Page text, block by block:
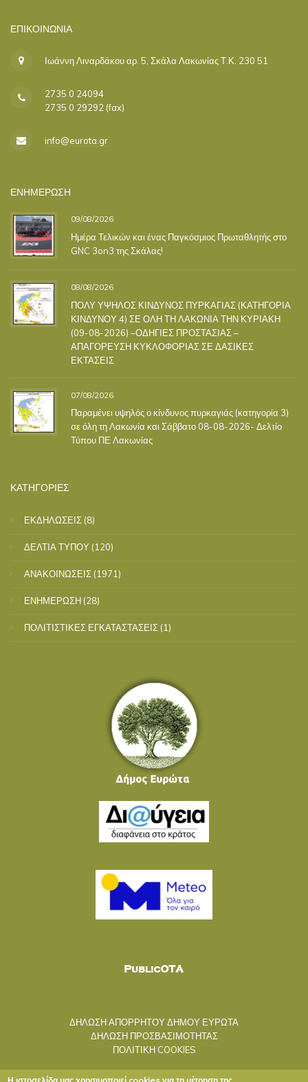
ΕΠΙΚΟΙΝΩΝΊΑ
Ιωάννη Λιναρδάκου αρ. 5, Σκάλα Λακωνίας Τ.Κ. 230 51
2735 0 24094
2735 0 29292 (fax)
info@eurota.gr
ΕΝΗΜΕΡΩΣΗ
09/08/2026
Ημέρα Τελικών και ένας Παγκόσμιος Πρωταθλητής στο
GNC 3on3 της Σκάλας!
08/08/2026
ΠΟΛΥ ΥΨΗΛΟΣ ΚΙΝΔΥΝΟΣ ΠΥΡΚΑΓΙΑΣ (ΚΑΤΗΓΟΡΙΑ
ΚΙΝΔΥΝΟΥ 4) ΣΕ ΟΛΗ ΤΗ ΛΑΚΩΝΙΑ ΤΗΝ ΚΥΡΙΑΚΗ
(09-08-2026) –ΟΔΗΓΙΕΣ ΠΡΟΣΤΑΣΙΑΣ –
ΑΠΑΓΟΡΕΥΣΗ ΚΥΚΛΟΦΟΡΙΑΣ ΣΕ ΔΑΣΙΚΕΣ
ΕΚΤΑΣΕΙΣ
07/08/2026
Παραμένει υψηλός ο κίνδυνος πυρκαγιάς (κατηγορία 3)
σε όλη τη Λακωνία και Σάββατο 08-08-2026- Δελτίο
Τύπου ΠΕ Λακωνίας
ΚΑΤΗΓΟΡΙΕΣ
ΕΚΔΗΛΩΣΕΙΣ (8)
ΔΕΛΤΙΑ ΤΥΠΟΥ (120)
ΑΝΑΚΟΙΝΩΣΕΙΣ (1971)
ΕΝΗΜΕΡΩΣΗ (28)
ΠΟΛΙΤΙΣΤΙΚΕΣ ΕΓΚΑΤΑΣΤΑΣΕΙΣ (1)
ΔΗΛΩΣΗ ΑΠΟΡΡΗΤΟΥ ΔΗΜΟΥ ΕΥΡΩΤΑ
ΔΗΛΩΣΗ ΠΡΟΣΒΑΣΙΜΟΤΗΤΑΣ
ΠΟΛΙΤΙΚΗ COOKIES